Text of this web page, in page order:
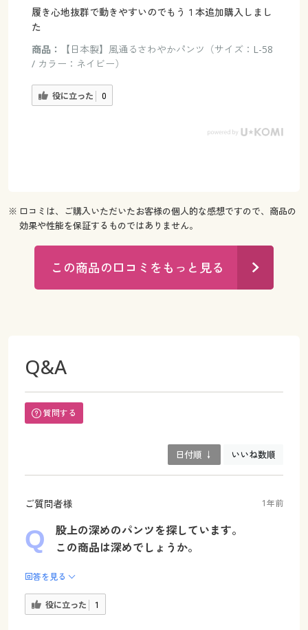
履き心地抜群で動きやすいのでもう１本追加購入しまし
た
商品：
【日本製】風通るさわやかパンツ（サイズ：L-58
/ カラー：ネイビー）
役に立った 0
※ 口コミは、ご購入いただいたお客様の個人的な感想ですので、商品の
効果や性能を保証するものではありません。
この商品の口コミをもっと見る
Q&A
質問する
日付順 ↓ いいね数順
ご質問者様 1年前
股上の深めのパンツを探しています。
この商品は深めでしょうか。
回答を見る
役に立った 1